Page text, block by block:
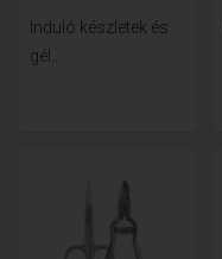
Induló készletek és
gél...